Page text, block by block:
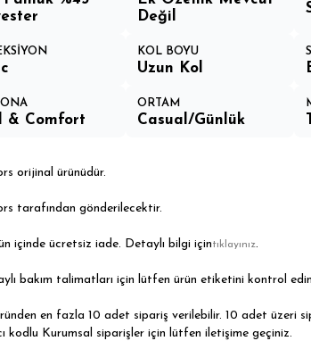
Değil
KOL BOYU
Uzun Kol
& Comfort
ORTAM
Casual/Günlük
orijinal ürünüdür.
tarafından gönderilecektir.
içinde ücretsiz iade. Detaylı bilgi içintıklayınız.
bakım talimatları için lütfen ürün etiketini kontrol
en fazla 10 adet sipariş verilebilir. 10 adet üzeri
kodlu Kurumsal siparişler için lütfen iletişime geçiniz.